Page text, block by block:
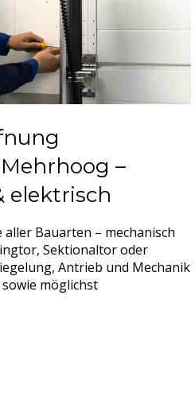
–
elektrisch
Bauarten – mechanisch
Sektionaltor oder
Antrieb und Mechanik
möglichst